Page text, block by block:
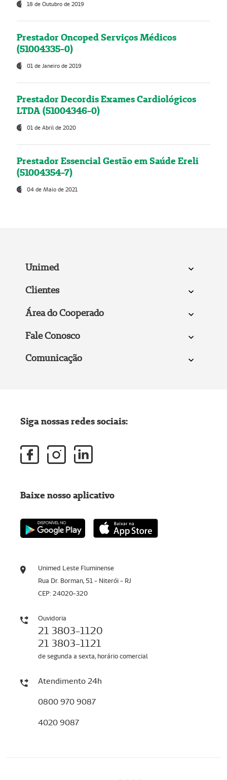
18 de Outubro de 2019
Prestador Oncoped Serviços Médicos
(51004335-0)
01 de Janeiro de 2019
Prestador Decordis Exames Cardiológicos
LTDA (51004346-0)
01 de Abril de 2020
Prestador Essencial Gestão em Saúde Ereli
(51004354-7)
04 de Maio de 2021
Unimed
Clientes
Área do Cooperado
Fale Conosco
Comunicação
Unimed Leste Fluminense
Rua Dr. Borman, 51 - Niterói - RJ
CEP: 24020-320
Ouvidoria
21 3803-1120
21 3803-1121
de segunda a sexta, horário comercial
Atendimento 24h
0800 970 9087
4020 9087
Siga nossas redes sociais:
Baixe nosso aplicativo